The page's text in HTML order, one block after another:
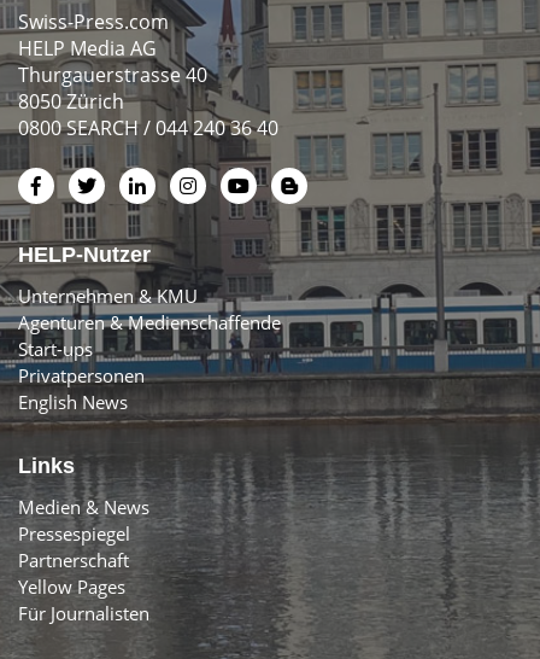
Swiss-Press.com
HELP Media AG
Thurgauerstrasse 40
8050 Zürich
0800 SEARCH / 044 240 36 40
HELP-Nutzer
Unternehmen & KMU
Agenturen & Medienschaffende
Start-ups
Privatpersonen
English News
Links
Medien & News
Pressespiegel
Partnerschaft
Yellow Pages
Für Journalisten